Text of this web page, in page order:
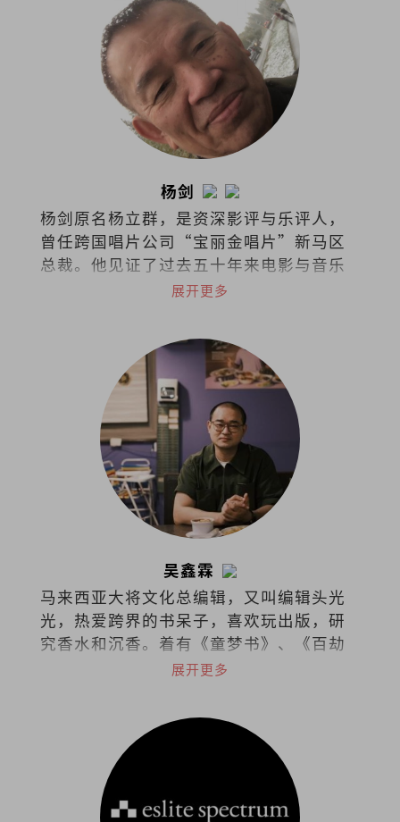
杨剑
杨剑原名杨立群，是资深影评与乐评人，
曾任跨国唱片公司“宝丽金唱片”新马区
总裁。他见证了过去五十年来电影与音乐
演变，是流行娱乐的活字典。
展开更多
吴鑫霖
马来西亚大将文化总编辑，又叫编辑头光
光，热爱跨界的书呆子，喜欢玩出版，研
究香水和沉香。着有《童梦书》、《百劫
华光》和《不愁此时春光》，最近在不同
展开更多